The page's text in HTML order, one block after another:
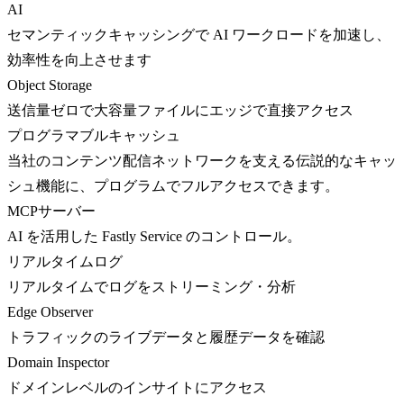
AI
セマンティックキャッシングで AI ワークロードを加速し、
効率性を向上させます
Object Storage
送信量ゼロで大容量ファイルにエッジで直接アクセス
プログラマブルキャッシュ
当社のコンテンツ配信ネットワークを支える伝説的なキャッ
シュ機能に、プログラムでフルアクセスできます。
MCPサーバー
AI を活用した Fastly Service のコントロール。
リアルタイムログ
リアルタイムでログをストリーミング・分析
Edge Observer
トラフィックのライブデータと履歴データを確認
Domain Inspector
ドメインレベルのインサイトにアクセス